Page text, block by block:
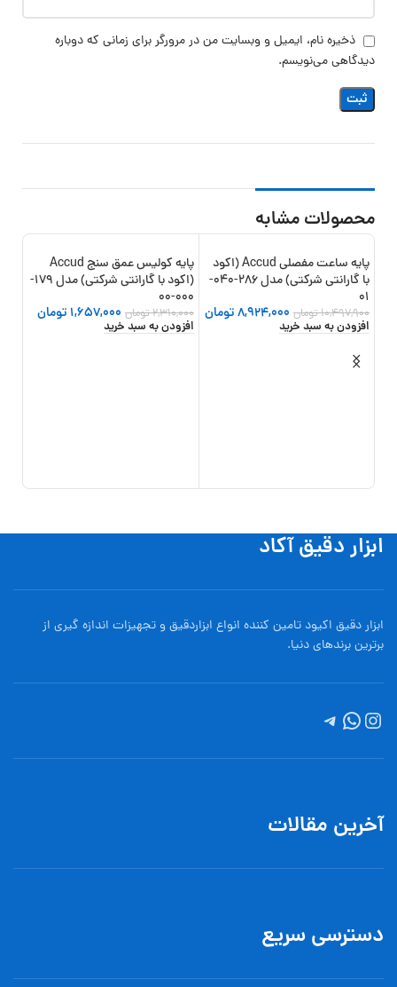
ذخیره نام، ایمیل و وبسایت من در مرورگر برای زمانی که دوباره
دیدگاهی می‌نویسم.
محصولات مشابه
-15%
پایه ساعت مفصلی Accud (اکود
با گارانتی شرکتی) مدل 286-040-
01
10,497,900تومان 8,924,000تومان
افزودن به سبد خرید
-28%
پایه کولیس عمق سنج Accud
(اکود با گارانتی شرکتی) مدل 179-
000-00
2,310,000تومان 1,657,000 تومان
افزودن به سبد خرید
ابزار دقیق آکاد
ابزار دقیق اکیود تامین کننده انواع ابزاردقيق و تجهيزات اندازه گیری از
برترین برندهای دنیا.
آخرین مقالات
دسترسی سریع